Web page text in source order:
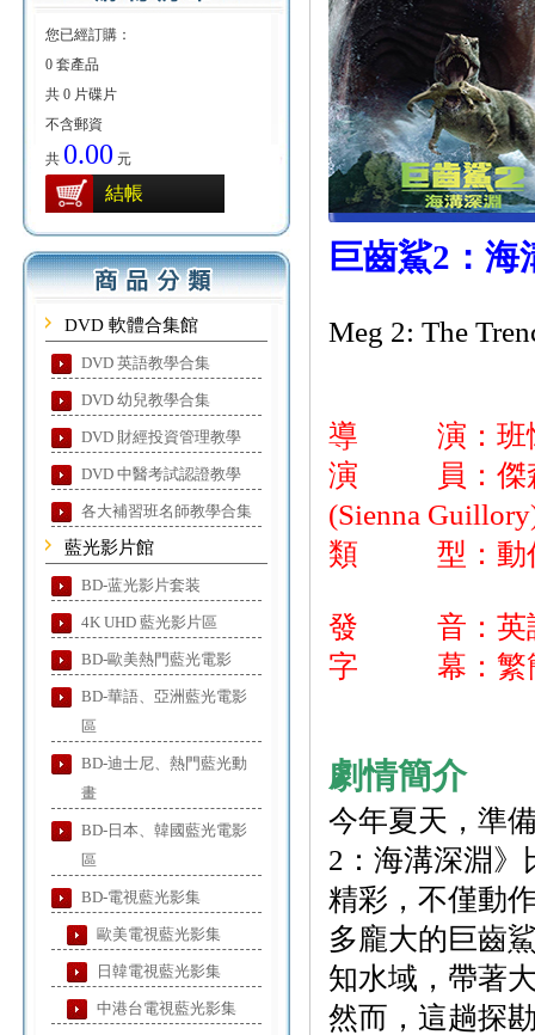
您已經訂購：
0 套產品
共 0 片碟片
不含郵資
共 0.00 元
結帳
DVD 軟體合集館
DVD 英語教學合集
DVD 幼兒教學合集
DVD 財經投資管理教學
DVD 中醫考試認證教學
各大補習班名師教學合集
藍光影片館
BD-蓝光影片套装
4K UHD 藍光影片區
BD-歐美熱門藍光電影
BD-華語、亞洲藍光電影
區
BD-迪士尼、熱門藍光動
畫
BD-日本、韓國藍光電影
區
BD-電視藍光影集
歐美電視藍光影集
日韓電視藍光影集
中港台電視藍光影集
巨齒鯊2：海
Meg 2: The
導 演：班懷
演 員：傑森
(Sienna
類 型：動作
發 音：
字 幕：繁
劇情簡介
今年夏天，準
2：海溝深淵》
精彩，不僅動
多龐大的巨齒
知水域，帶著
然而，這趟探